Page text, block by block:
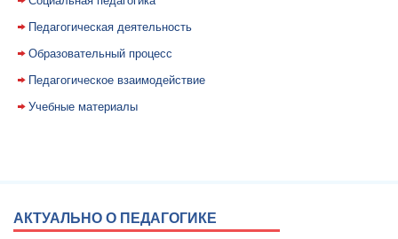
Педагогическая деятельность
Образовательный процесс
Педагогическое взаимодействие
Учебные материалы
АКТУАЛЬНО О ПЕДАГОГИКЕ